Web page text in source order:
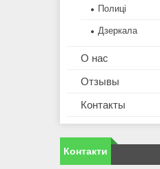
Полиці
Дзеркала
О нас
Отзывы
Контакты
Контакти